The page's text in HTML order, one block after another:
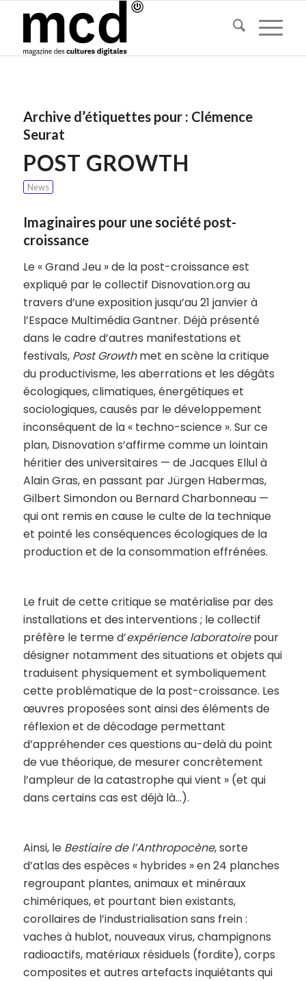
Archive d’étiquettes pour : Clémence
Seurat
POST GROWTH
News
Imaginaires pour une société post-
croissance
Le « Grand Jeu » de la post-croissance est
expliqué par le collectif Disnovation.org au
travers d’une exposition jusqu’au 21 janvier à
l’Espace Multimédia Gantner. Déjà présenté
dans le cadre d’autres manifestations et
festivals, Post Growthmet en scène la critique
du productivisme, les aberrations et les dégâts
écologiques, climatiques, énergétiques et
sociologiques, causés par le développement
inconséquent de la « techno-science ». Sur ce
plan, Disnovation s’affirme comme un lointain
héritier des universitaires — de Jacques Ellul à
Alain Gras, en passant par Jürgen Habermas,
Gilbert Simondon ou Bernard Charbonneau —
qui ont remis en cause le culte de la technique
et pointé les conséquences écologiques de la
production et de la consommation effrénées.
Le fruit de cette critique se matérialise par des
installations et des interventions ; le collectif
préfère le terme d’expérience laboratoirepour
désigner notamment des situations et objets qui
traduisent physiquement et symboliquement
cette problématique de la post-croissance. Les
œuvres proposées sont ainsi des éléments de
réflexion et de décodage permettant
d’appréhender ces questions au-delà du point
de vue théorique, de mesurer concrètement
l’ampleur de la catastrophe qui vient » (et qui
dans certains cas est déjà là…).
Ainsi, le Bestiaire de l’Anthropocène, sorte
d’atlas des espèces « hybrides » en 24 planches
regroupant plantes, animaux et minéraux
chimériques, et pourtant bien existants,
corollaires de l’industrialisation sans frein :
vaches à hublot, nouveaux virus, champignons
radioactifs, matériaux résiduels (fordite), corps
composites et autres artefacts inquiétants qui